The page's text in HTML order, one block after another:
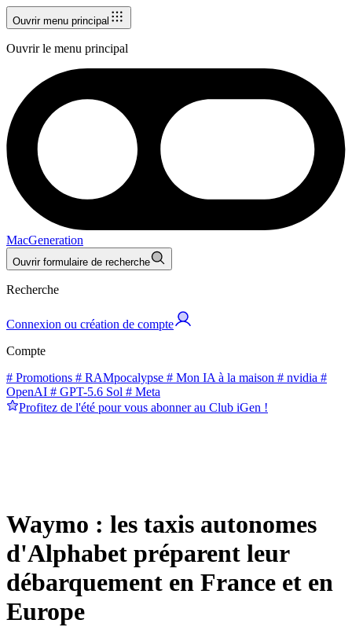
Ouvrir menu principal
Ouvrir le menu principal
MacGeneration
Ouvrir formulaire de recherche
Recherche
Connexion ou création de compte
Compte
# Promotions # RAMpocalypse # Mon IA à la maison # nvidia #
OpenAI # GPT-5.6 Sol # Meta
Profitez de l'été pour vous abonner au Club iGen !
Waymo : les taxis autonomes
d'Alphabet préparent leur
débarquement en France et en
Europe